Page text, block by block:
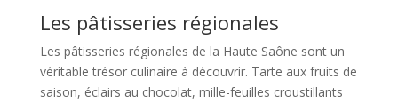
Les pâtisseries régionales
Les pâtisseries régionales de la Haute Saône sont un
véritable trésor culinaire à découvrir. Tarte aux fruits de
saison, éclairs au chocolat, mille-feuilles croustillants